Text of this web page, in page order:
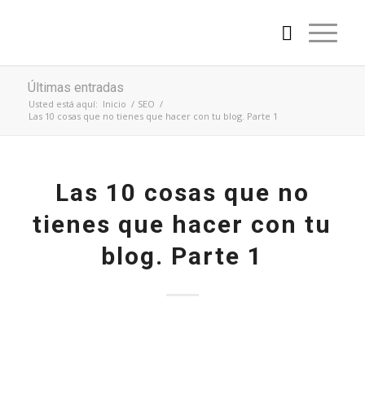
Últimas entradas
Usted está aquí: Inicio / SEO /
Las 10 cosas que no tienes que hacer con tu blog. Parte 1
Las 10 cosas que no
tienes que hacer con tu
blog. Parte 1